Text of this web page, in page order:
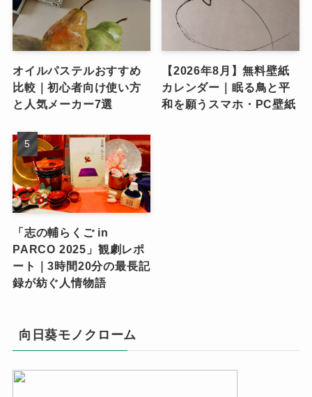
オイルパステルおすすめ
比較｜初心者向け使い方
と人気メーカー7選
【2026年8月】無料壁紙
カレンダー｜眠る鳥と平
和を願うスマホ・PC壁紙
「志の輔らくご in
PARCO 2025」観劇レポ
ート｜3時間20分の最長記
録が紡ぐ人情物語
向日葵モノクローム